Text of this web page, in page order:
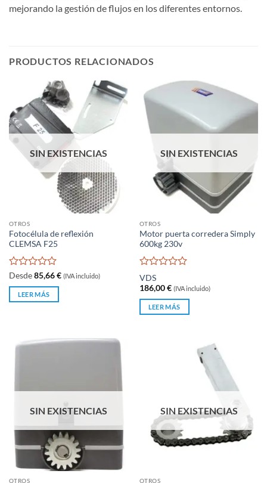
mejorando la gestión de flujos en los diferentes entornos.
PRODUCTOS RELACIONADOS
SIN EXISTENCIAS
OTROS
Fotocélula de reflexión
CLEMSA F25
Valorado
con
de
Desde 85,66€ (IVA incluido)
LEER MÁS
SIN EXISTENCIAS
OTROS
Motor puerta corredera Simply
600kg 230v
Valorado
con
0
5
VDS
186,00€ (IVA incluido)
LEER MÁS
SIN EXISTENCIAS
OTROS
SIN EXISTENCIAS
OTROS